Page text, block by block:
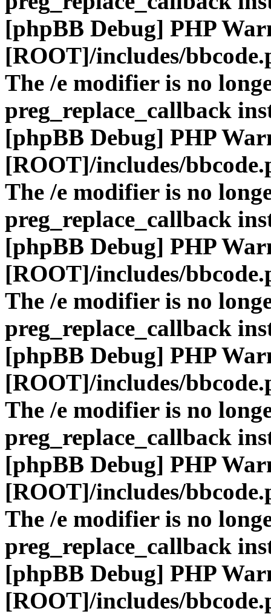
[phpBB Debug] PHP
[ROOT]/includes/
The /e modifier is no
preg_replace_callback
[phpBB Debug] PHP
[ROOT]/includes/
The /e modifier is no
preg_replace_callback
[phpBB Debug] PHP
[ROOT]/includes/
The /e modifier is no
preg_replace_callback
[phpBB Debug] PHP
[ROOT]/includes/
The /e modifier is no
preg_replace_callback
[phpBB Debug] PHP
[ROOT]/includes/
The /e modifier is no
preg_replace_callback
[phpBB Debug] PHP
[ROOT]/includes/